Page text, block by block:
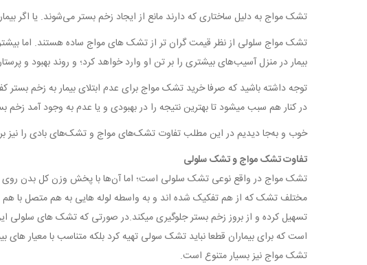
تشک‌ مواج به دلیل ساختاری که دارند مانع از ایجاد زخم بستر می‌شوند. یا
تشک مواج سلولی از نظر قیمت گران تر از تشک های مواج ساده هستند. اما
بیمار در منزل آسیب‌های بیشتری را بر تن او وارد خواهد کرد؛ و روند بهبود و
توجه داشته باشید که صرفا خرید تشک مواج برای عدم ابتلای بیمار به زخم بستر
در کنار هم سبب میشود تا بهترین نتیجه را در بهبودی و یا عدم به وجود آمد زخم
خوب و به‌جا دیدیم در این مطلب تفاوت تشک‌های مواج و تشک‌های بادی را نیز
تفاوت تشک مواج و تشک سلولی
تشک مواج در واقع نوعی تشک سلولی است؛ اما آن‌ها با پخش وزن کل بدن روی
مختلف تشک که از هم تفکیک شده اند و به واسطه لوله هایی به هم متصل با
تسهیل کرده و از بروز زخم بستر جلوگیری میکند.در صورتی که تشک های سلولی
است که برای بیماران قطعا نباید تشک سولی تهیه کرد بلکه متناسب با معیار
تشک مواج نیز بسیار متنوع است.